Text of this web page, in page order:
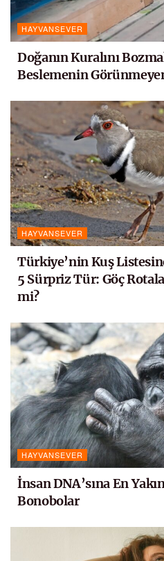
HAYVANSEVER
Doğanın Kuralını
Beslemenin
HAYVANSEVER
Türkiye’nin Kuş
5 Sürpriz Tür: Göç
mi?
HAYVANSEVER
İnsan DNA’sına En
Bonobolar